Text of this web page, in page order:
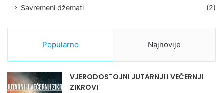
Savremeni džemati
(2)
Popularno Najnovije
VJERODOSTOJNI JUTARNJI I VEČERNJI
ZIKROVI